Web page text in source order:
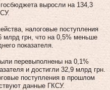
выросли на 134,3
налоговые поступления
млрд грн, что на 0,5% меньше
показателя.
перевыполнены на 0,1%
и достигли 32,9 млрд грн.
поступления в прошлом
данные ГКСУ.